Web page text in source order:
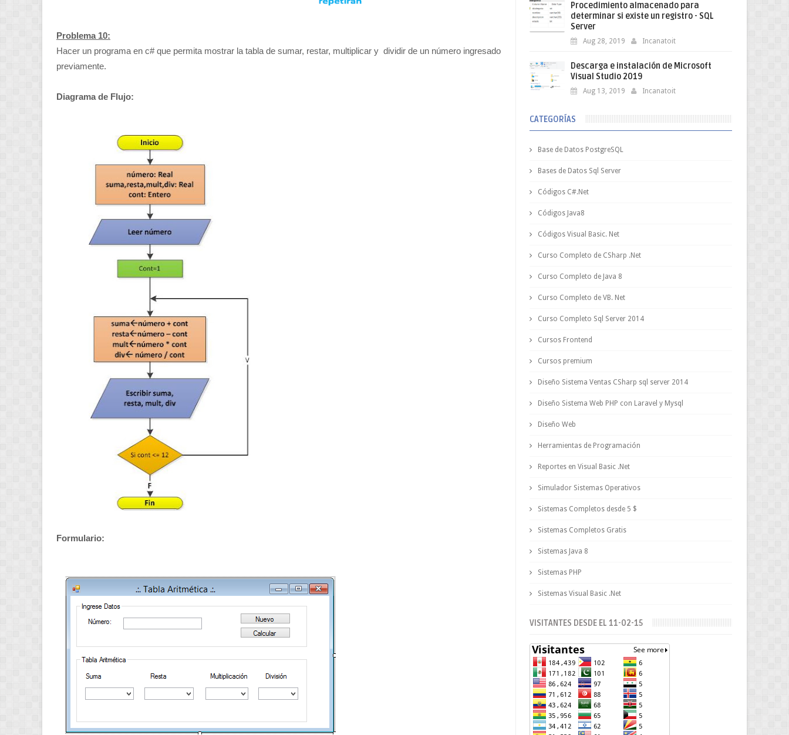
Problema 10:
Hacer un programa en c# que permita mostrar la tabla de sumar, restar, multiplicar y dividir de un número ingresado
previamente.
Diagrama de Flujo:
Formulario:
Procedimiento almacenado para
determinar si existe un registro - SQL
Server
Aug 28, 2019 Incanatoit
Descarga e instalación de Microsoft
Visual Studio 2019
Aug 13, 2019 Incanatoit
CATEGORÍAS
Base de Datos PostgreSQL
Bases de Datos Sql Server
Códigos C#.Net
Códigos Java8
Códigos Visual Basic. Net
Curso Completo de CSharp .Net
Curso Completo de Java 8
Curso Completo de VB. Net
Curso Completo Sql Server 2014
Cursos Frontend
Cursos premium
Diseño Sistema Ventas CSharp sql server 2014
Diseño Sistema Web PHP con Laravel y Mysql
Diseño Web
Herramientas de Programación
Reportes en Visual Basic .Net
Simulador Sistemas Operativos
Sistemas Completos desde 5 $
Sistemas Completos Gratis
Sistemas Java 8
Sistemas PHP
Sistemas Visual Basic .Net
VISITANTES DESDE EL 11-02-15